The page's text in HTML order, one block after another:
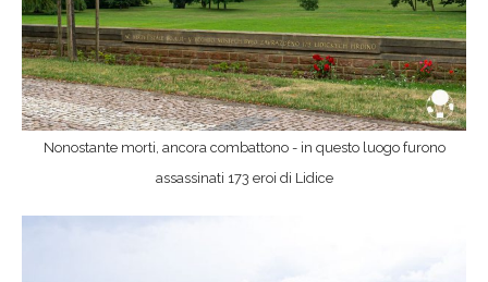
Nonostante morti, ancora combattono - in questo luogo furono
assassinati 173 eroi di Lidice